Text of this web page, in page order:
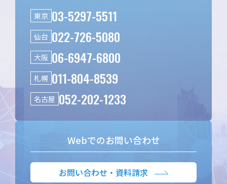
東京 03-5297-5511
仙台 022-726-5080
大阪 06-6947-6800
札幌 011-804-8539
名古屋 052-202-1233
Webでのお問い合わせ
お問い合わせ・資料請求